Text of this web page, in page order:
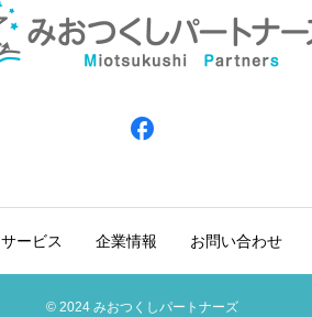
サービス 企業情報 お問い合わせ
© 2024 みおつくしパートナーズ